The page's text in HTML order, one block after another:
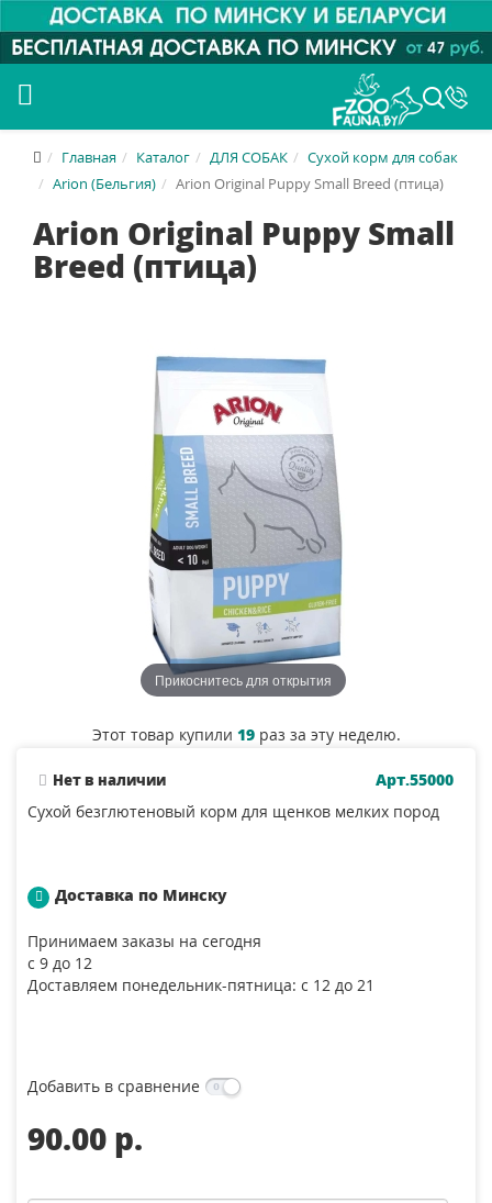
Главная Каталог ДЛЯ СОБАК
Сухой корм для собак
Arion (Бельгия)
Arion Original Puppy Small Breed (птица)
Arion Original Puppy Small
Breed (птица)
Прикоснитесь для открытия
Этот товар купили 19раз за эту неделю.
Нет в наличии
Арт.55000
Сухой безглютеновый корм для щенков мелких пород
Доставка по Минску
Принимаем заказы на сегодня
с 9 до 12
Доставляем понедельник-пятница: с 12 до 21
Добавить в сравнение
90.00 p.